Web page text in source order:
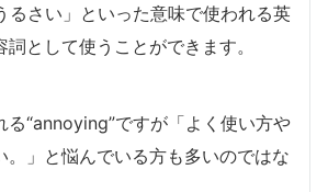
るさい」といった意味で使われる英
として使うことができます。
る“annoying”ですが「よく使い方や
。」と悩んでいる方も多いのではな